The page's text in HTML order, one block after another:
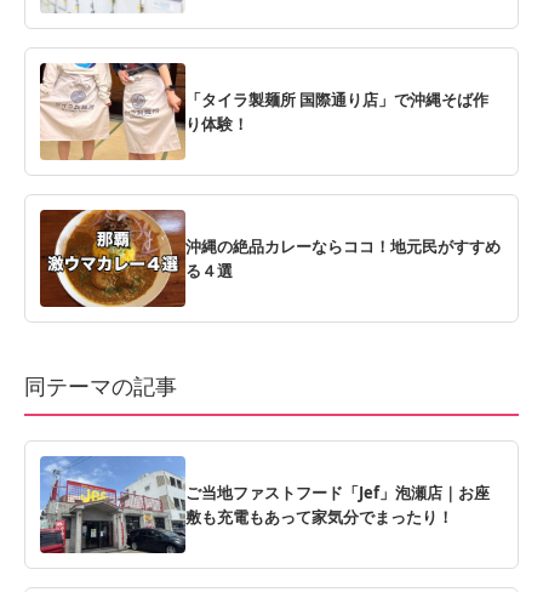
「タイラ製麺所 国際通り店」で沖縄そば作
り体験！
沖縄の絶品カレーならココ！地元民がすすめ
る４選
同テーマの記事
ご当地ファストフード「Jef」泡瀬店｜お座
敷も充電もあって家気分でまったり！